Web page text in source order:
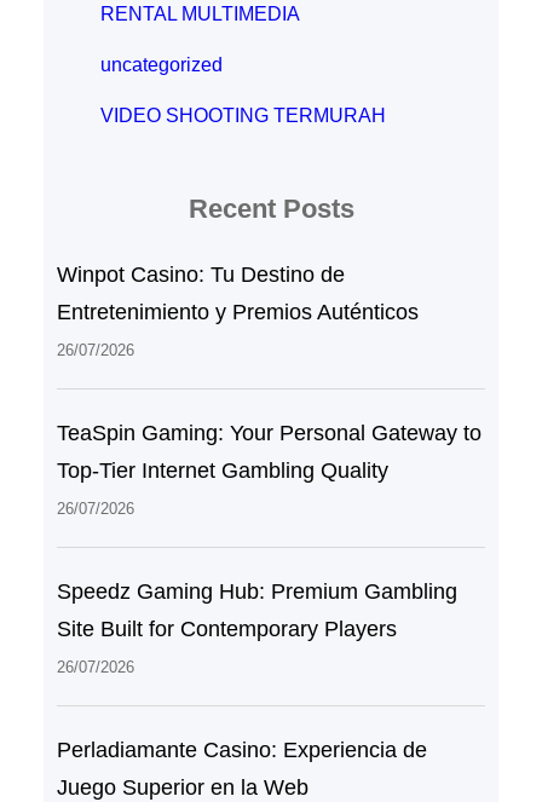
RENTAL MULTIMEDIA
uncategorized
VIDEO SHOOTING TERMURAH
Recent Posts
Winpot Casino: Tu Destino de
Entretenimiento y Premios Auténticos
26/07/2026
TeaSpin Gaming: Your Personal Gateway to
Top-Tier Internet Gambling Quality
26/07/2026
Speedz Gaming Hub: Premium Gambling
Site Built for Contemporary Players
26/07/2026
Perladiamante Casino: Experiencia de
Juego Superior en la Web